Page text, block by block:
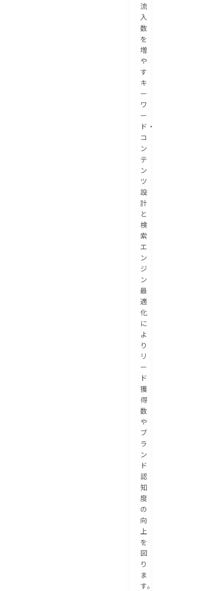
流
入
数
を
増
や
す
キ
ー
ワ
ー
ド・
コ
ン
テ
ン
ツ
設
計
と
検
索
エ
ン
ジ
ン
最
適
化
に
よ
り
リ
ー
ド
獲
得
数
や
ブ
ラ
ン
ド
認
知
度
の
向
上
を
図
り
ま
す。